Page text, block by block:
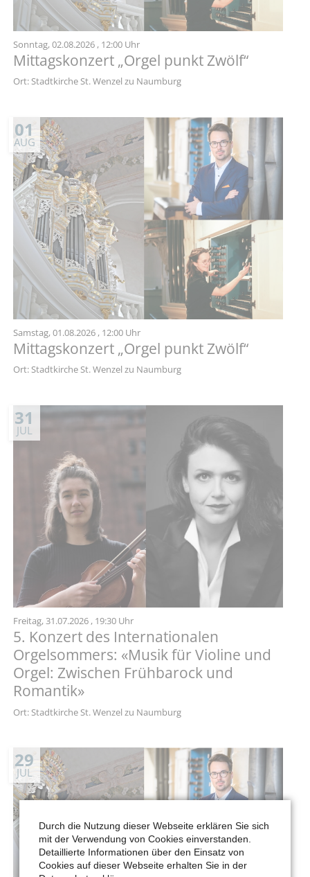
Sonntag,02.08.2026 , 12:00 Uhr
Mittagskonzert „Orgel punkt Zwölf“
Ort: Stadtkirche St. Wenzel zu Naumburg
01
AUG
Samstag,01.08.2026 , 12:00 Uhr
Mittagskonzert „Orgel punkt Zwölf“
Ort: Stadtkirche St. Wenzel zu Naumburg
31
JUL
Freitag,31.07.2026 , 19:30 Uhr
5. Konzert des Internationalen
Orgelsommers: «Musik für Violine und
Orgel: Zwischen Frühbarock und
Romantik»
Ort: Stadtkirche St. Wenzel zu Naumburg
29
JUL
Durch die Nutzung dieser Webseite erklären Sie sich
mit der Verwendung von Cookies einverstanden.
Detaillierte Informationen über den Einsatz von
Cookies auf dieser Webseite erhalten Sie in der